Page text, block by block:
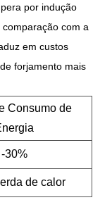
por indução
com a
em custos
forjamento mais
Consumo de
-30%
de calor